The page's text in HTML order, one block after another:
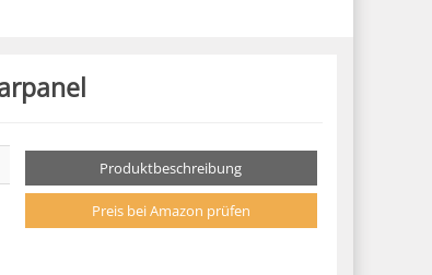
Produktbeschreibung
Preis bei Amazon prüfen